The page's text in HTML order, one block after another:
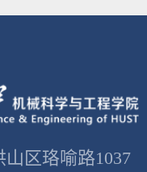
区珞喻路1037